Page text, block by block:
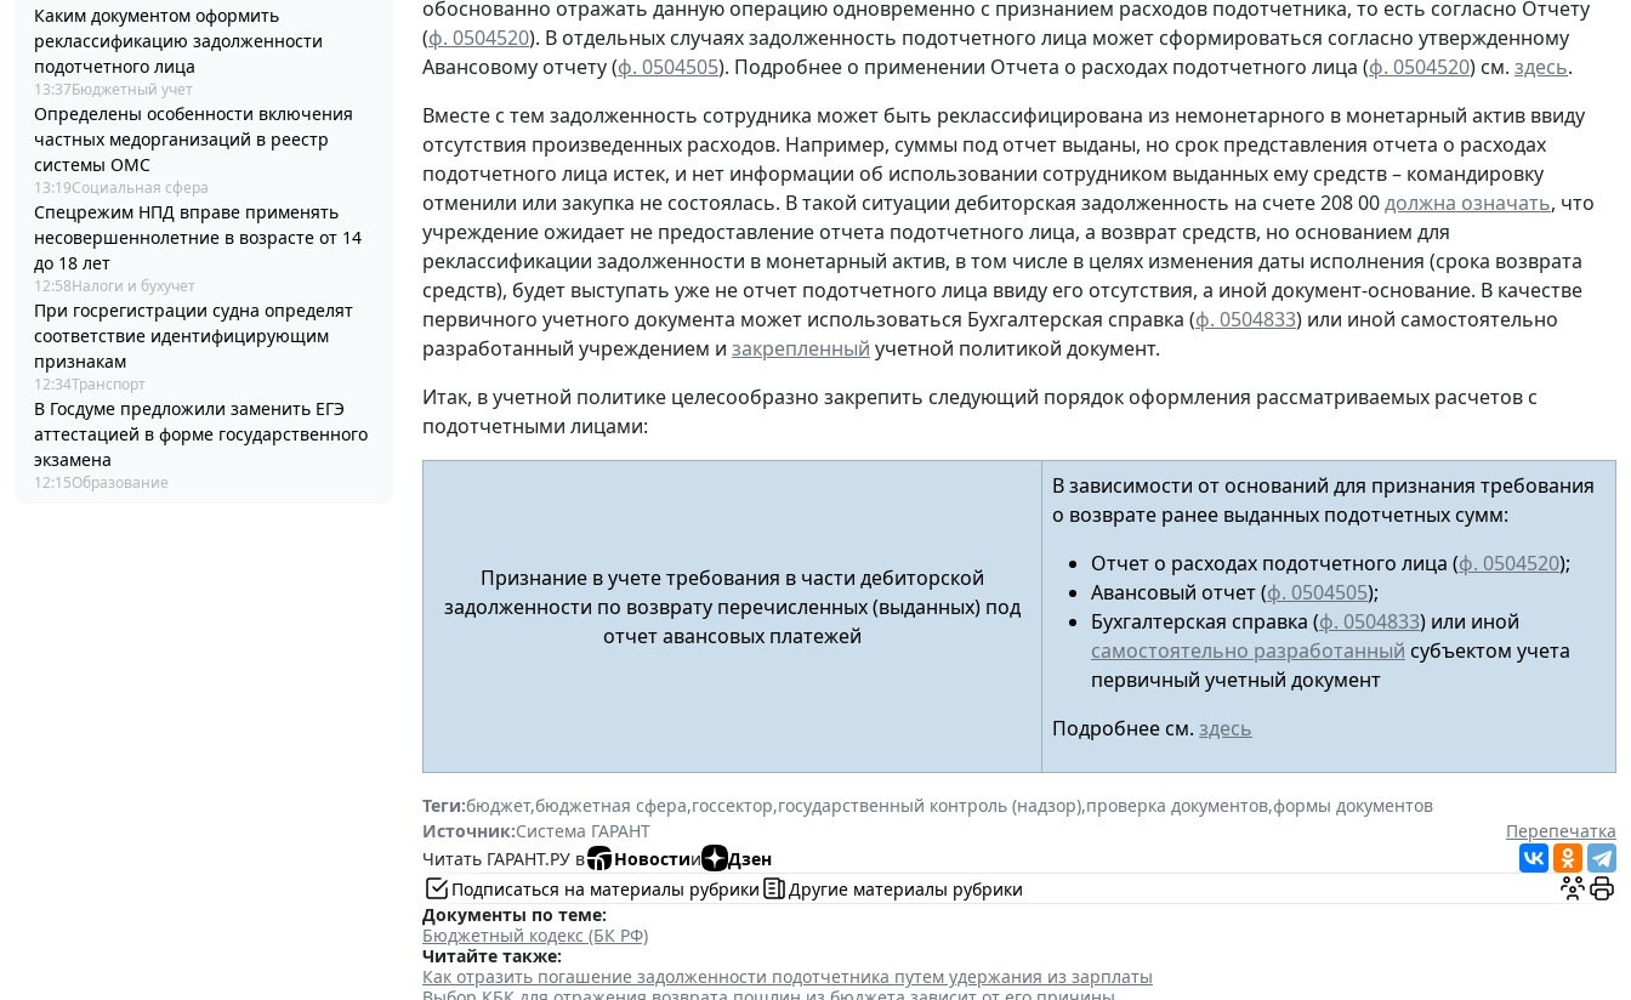
Каким документом оформить
реклассификацию задолженности
подотчетного лица
13:37Бюджетный учет
Определены особенности включения
частных медорганизаций в реестр
системы ОМС
13:19Социальная сфера
Спецрежим НПД вправе применять
несовершеннолетние в возрасте от 14
до 18 лет
12:58Налоги и бухучет
При госрегистрации судна определят
соответствие идентифицирующим
признакам
12:34Транспорт
В Госдуме предложили заменить ЕГЭ
аттестацией в форме государственного
экзамена
12:15Образование
обоснованно отражать данную операцию одновременно с признанием расходов подотчетника, то есть согласно Отчету
(ф. 0504520). В отдельных случаях задолженность подотчетного лица может сформироваться согласно утвержденному
Авансовому отчету(ф. 0504505). Подробнее о применении Отчета о расходах подотчетного лица (ф. 0504520) см. здесь.
Вместе с тем задолженность сотрудника может быть реклассифицирована из немонетарного в монетарный актив ввиду
отсутствия произведенных расходов. Например, суммы под отчет выданы, но срок представления отчета о расходах
подотчетного лица истек, и нет информации об использовании сотрудником выданных ему средств – командировку
отменили или закупка не состоялась. В такой ситуации дебиторская задолженность на счете 208 00должна означать, что
учреждение ожидает не предоставление отчета подотчетного лица, а возврат средств, но основанием для
реклассификации задолженности в монетарный актив, в том числе в целях изменения даты исполнения (срока возврата
средств), будет выступать уже не отчет подотчетного лица ввиду его отсутствия, а иной документ-основание. В качестве
первичного учетного документа может использоваться Бухгалтерская справка (ф. 0504833) или иной самостоятельно
разработанный учреждением и закрепленный учетной политикой документ.
Итак, в учетной политике целесообразно закрепить следующий порядок оформления рассматриваемых расчетов с
подотчетными лицами:
Признание в учете требования в части дебиторской
задолженности по возврату перечисленных (выданных) под
отчет авансовых платежей
В зависимости от оснований для признания требования
о возврате ранее выданных подотчетных сумм:
Отчет о расходах подотчетного лица (ф. 0504520);
Авансовый отчет(ф. 0504505);
Бухгалтерская справка (ф. 0504833) или иной
самостоятельно разработанный субъектом учета
первичный учетный документ
Подробнее см. здесь
Теги:бюджет,бюджетная сфера,госсектор,государственный контроль (надзор),проверка документов,формы документов
Источник:Система ГАРАНТ
Перепечатка
Читать ГАРАНТ.РУ в
Новостии
Дзен
Подписаться на материалы рубрики
Другие материалы рубрики
Документы по теме:
Бюджетный кодекс (БК РФ)
Читайте также:
Как отразить погашение задолженности подотчетника путем удержания из зарплаты